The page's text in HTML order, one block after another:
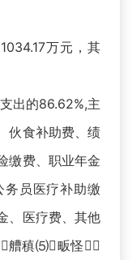
万元，其
出的86.62%,主
伙食补助费、绩
缴费、职业年金
务员医疗补助缴
、医疗费、其他
艚稹⑸畈怪⒁